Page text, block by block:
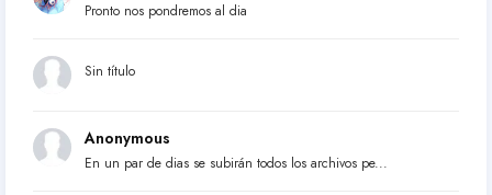
Pronto nos pondremos al dia
Sin título
Anonymous
En un par de dias se subirán todos los archivos pe...